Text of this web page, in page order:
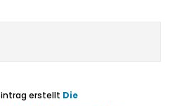
erstellt Die